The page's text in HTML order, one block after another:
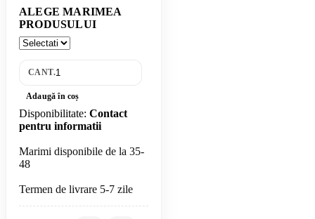
ALEGE MARIMEA
PRODUSULUI
CANT.
Adaugă în coș
Disponibilitate: Contact
pentru informatii
Marimi disponibile de la 35-
48